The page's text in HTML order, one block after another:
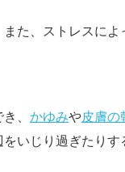
た、ストレスに
、 かゆみや皮膚の
いじり過ぎたり